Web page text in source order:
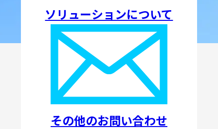
ソリューションについて
その他のお問い合わせ